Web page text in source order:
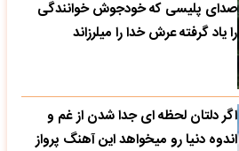
صدای پلیسی که خودجوش خوانندگی
را یاد گرفته عرش خدا را میلرزاند
اگر دلتان لحظه ای جدا شدن از غم و
اندوه دنیا رو میخواهد این آهنگ پرواز